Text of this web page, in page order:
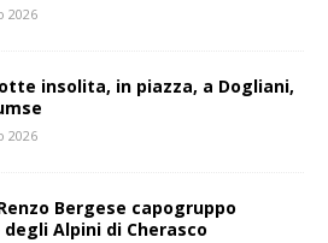
2026
insolita, in piazza, a Dogliani,
2026
Bergese capogruppo
Alpini di Cherasco